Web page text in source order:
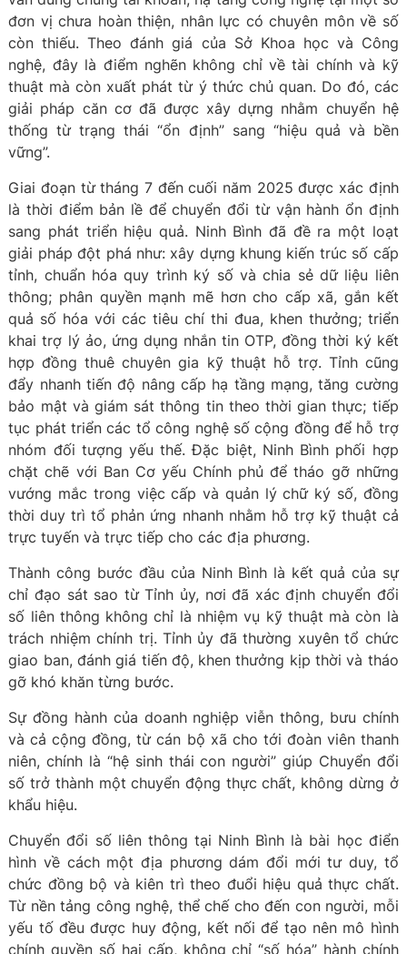
đơn vị chưa hoàn thiện, nhân lực có chuyên môn về số
còn thiếu. Theo đánh giá của Sở Khoa học và Công
nghệ, đây là điểm nghẽn không chỉ về tài chính và kỹ
thuật mà còn xuất phát từ ý thức chủ quan. Do đó, các
giải pháp căn cơ đã được xây dựng nhằm chuyển hệ
thống từ trạng thái “ổn định” sang “hiệu quả và bền
vững”.
Giai đoạn từ tháng 7 đến cuối năm 2025 được xác định
là thời điểm bản lề để chuyển đổi từ vận hành ổn định
sang phát triển hiệu quả. Ninh Bình đã đề ra một loạt
giải pháp đột phá như: xây dựng khung kiến trúc số cấp
tỉnh, chuẩn hóa quy trình ký số và chia sẻ dữ liệu liên
thông; phân quyền mạnh mẽ hơn cho cấp xã, gắn kết
quả số hóa với các tiêu chí thi đua, khen thưởng; triển
khai trợ lý ảo, ứng dụng nhắn tin OTP, đồng thời ký kết
hợp đồng thuê chuyên gia kỹ thuật hỗ trợ. Tỉnh cũng
đẩy nhanh tiến độ nâng cấp hạ tầng mạng, tăng cường
bảo mật và giám sát thông tin theo thời gian thực; tiếp
tục phát triển các tổ công nghệ số cộng đồng để hỗ trợ
nhóm đối tượng yếu thế. Đặc biệt, Ninh Bình phối hợp
chặt chẽ với Ban Cơ yếu Chính phủ để tháo gỡ những
vướng mắc trong việc cấp và quản lý chữ ký số, đồng
thời duy trì tổ phản ứng nhanh nhằm hỗ trợ kỹ thuật cả
trực tuyến và trực tiếp cho các địa phương.
Thành công bước đầu của Ninh Bình là kết quả của sự
chỉ đạo sát sao từ Tỉnh ủy, nơi đã xác định chuyển đổi
số liên thông không chỉ là nhiệm vụ kỹ thuật mà còn là
trách nhiệm chính trị. Tỉnh ủy đã thường xuyên tổ chức
giao ban, đánh giá tiến độ, khen thưởng kịp thời và tháo
gỡ khó khăn từng bước.
Sự đồng hành của doanh nghiệp viễn thông, bưu chính
và cả cộng đồng, từ cán bộ xã cho tới đoàn viên thanh
niên, chính là “hệ sinh thái con người” giúp Chuyển đổi
số trở thành một chuyển động thực chất, không dừng ở
khẩu hiệu.
Chuyển đổi số liên thông tại Ninh Bình là bài học điển
hình về cách một địa phương dám đổi mới tư duy, tổ
chức đồng bộ và kiên trì theo đuổi hiệu quả thực chất.
Từ nền tảng công nghệ, thể chế cho đến con người, mỗi
yếu tố đều được huy động, kết nối để tạo nên mô hình
chính quyền số hai cấp, không chỉ “số hóa” hành chính